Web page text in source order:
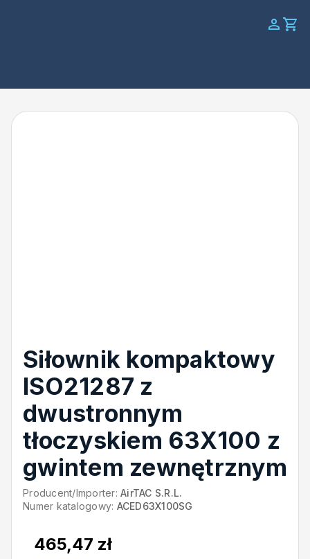
Siłownik kompaktowy
ISO21287 z
dwustronnym
tłoczyskiem 63X100 z
gwintem zewnętrznym
Producent/Importer: AirTAC S.R.L.
Numer katalogowy: ACED63X100SG
465,47 zł